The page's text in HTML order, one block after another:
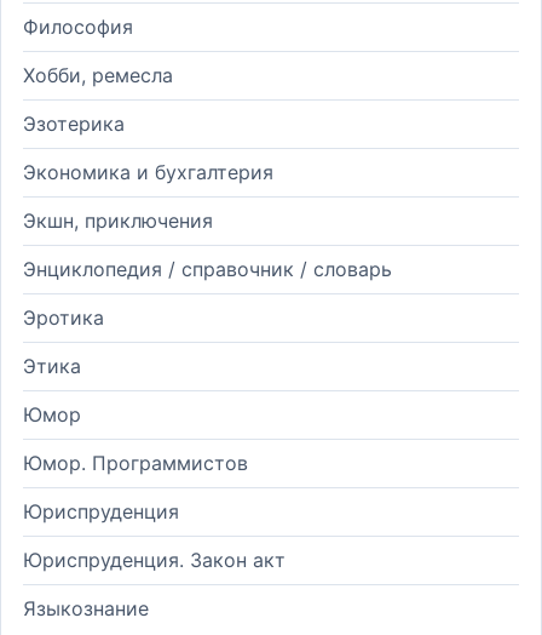
Философия
Хобби, ремесла
Эзотерика
Экономика и бухгалтерия
Экшн, приключения
Энциклопедия / справочник / словарь
Эротика
Этика
Юмор
Юмор. Программистов
Юриспруденция
Юриспруденция. Закон акт
Языкознание